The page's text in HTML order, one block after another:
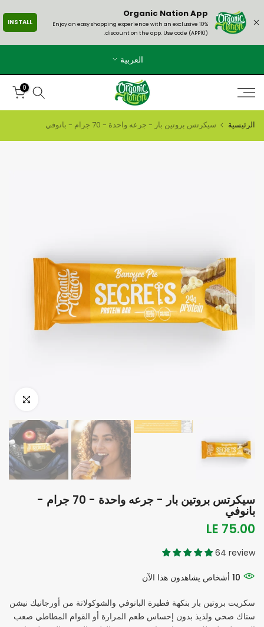
الانتقال
إلى
Organic Nation App
Enjoy an easy shopping experience with an exclusive 10%
discount on the app. Use code (APP10).
INSTALL
العربية
0
الرئيسية سيكرتس بروتين بار - جرعه واحدة - 70 جرام - بانوفي
انقر للتكبير
سيكرتس بروتين بار - جرعه واحدة - 70 جرام -
بانوفي
LE 75.00
64 review
10 أشخاص يشاهدون هذا الآن
سكريت بروتين بار بنكهة فطيرة البانوفي والشوكولاتة من أورجانيك نيشن
سناك صحي ولذيذ بدون إحساس طعم المرارة أو القوام المطاطي صعب